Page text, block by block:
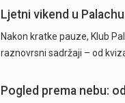
Ljetni vikend u
Nakon kratke pauze, Klub
raznovrsni sadržaji – od
Pogled prema nebu: